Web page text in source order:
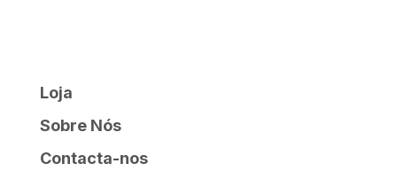
Loja
Sobre Nós
Contacta-nos